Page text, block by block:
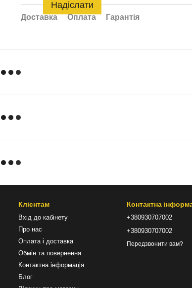
Надіслати
Доставка Оплата Гарантія
Клієнтам
Вхід до кабінету
Про нас
Оплата і доставка
Обмін та повернення
Контактна інформація
Блог
Контактна
+380930707002
+380930707002
Передзвонити вам?